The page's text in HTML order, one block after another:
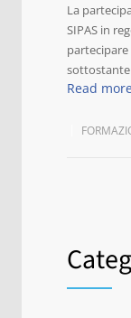
La
SIPAS in
partecipare
sottostante
Read